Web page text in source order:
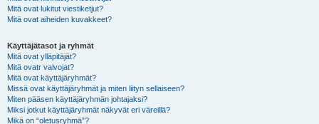
Mitä ovat lukitut viestiketjut?
Mitä ovat aiheiden kuvakkeet?
Käyttäjätasot ja ryhmät
Mitä ovat ylläpitäjät?
Mitä ovatr valvojat?
Mitä ovat käyttäjäryhmät?
Missä ovat käyttäjäryhmät ja miten liityn sellaiseen?
Miten pääsen käyttäjäryhmän johtajaksi?
Miksi jotkut käyttäjäryhmät näkyvät eri väreillä?
Mikä on “oletusryhmä”?